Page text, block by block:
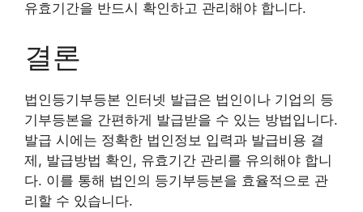
유효기간을 반드시 확인하고 관리해야 합니다.
결론
법인등기부등본 인터넷 발급은 법인이나 기업의 등
기부등본을 간편하게 발급받을 수 있는 방법입니다.
발급 시에는 정확한 법인정보 입력과 발급비용 결
제, 발급방법 확인, 유효기간 관리를 유의해야 합니
다. 이를 통해 법인의 등기부등본을 효율적으로 관
리할 수 있습니다.